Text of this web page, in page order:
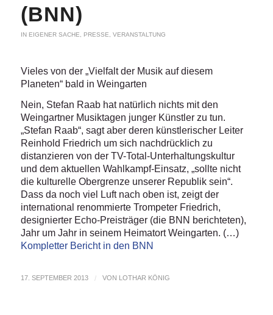
(BNN)
IN EIGENER SACHE PRESSE VERANSTALTUNG
Vieles von der „Vielfalt der Musik auf diesem
Planeten“ bald in Weingarten
Nein, Stefan Raab hat natürlich nichts mit den
Weingartner Musiktagen junger Künstler zu tun.
„Stefan Raab“, sagt aber deren künstlerischer Leiter
Reinhold Friedrich um sich nachdrücklich zu
distanzieren von der TV-Total-Unterhaltungskultur
und dem aktuellen Wahlkampf-Einsatz, „sollte nicht
die kulturelle Obergrenze unserer Republik sein“.
Dass da noch viel Luft nach oben ist, zeigt der
international renommierte Trompeter Friedrich,
designierter Echo-Preisträger (die BNN berichteten),
Jahr um Jahr in seinem Heimatort Weingarten. (…)
Kompletter Bericht in den BNN
17. SEPTEMBER 2013 / VON LOTHAR KÖNIG